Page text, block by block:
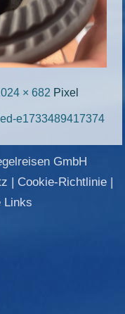
× 682 Pixel
e1733489417374
GmbH
| Cookie-Richtlinie|
Links